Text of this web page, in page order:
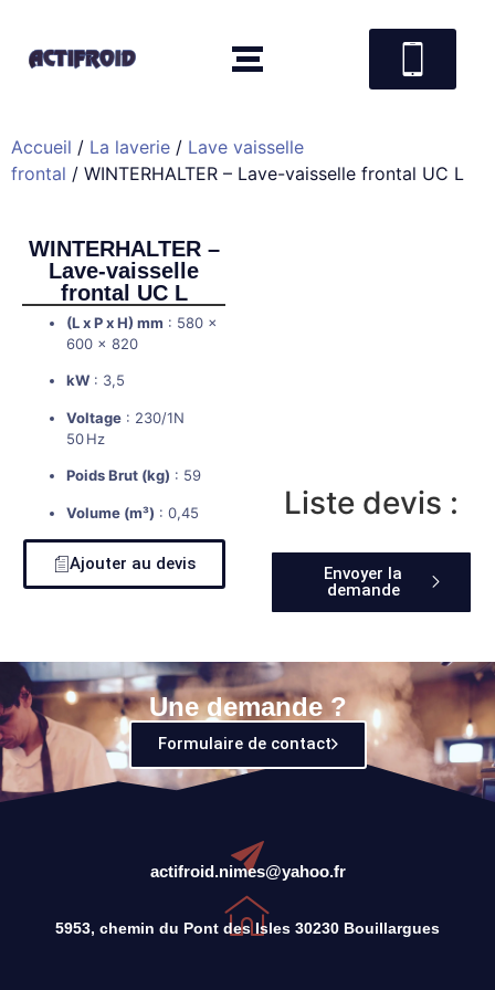
Accueil / La laverie / Lave vaisselle
frontal / WINTERHALTER – Lave-vaisselle frontal UC L
WINTERHALTER –
Lave-vaisselle
frontal UC L
(L x P x H) mm : 580 x
600 x 820
kW : 3,5
Voltage : 230/1N
50 Hz
Poids Brut (kg) : 59
Volume (m³) : 0,45
Ajouter au devis
Liste devis :
Envoyer la
demande
Une demande ?
Formulaire de contact
actifroid.nimes@yahoo.fr
5953, chemin du Pont des Isles 30230 Bouillargues